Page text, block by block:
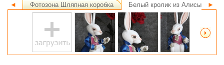
◄ ►
Фотозона Шляпная коробка Белый кролик из Алисы в